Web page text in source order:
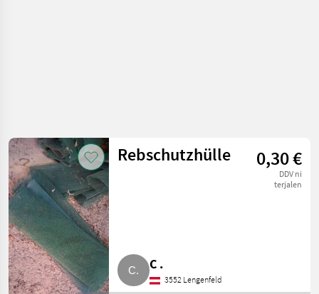
Rebschutzhülle 0,30 €
DDV ni
terjalen
C .
3552 Lengenfeld